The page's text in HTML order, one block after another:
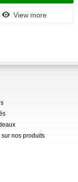
View more
sur nos produits